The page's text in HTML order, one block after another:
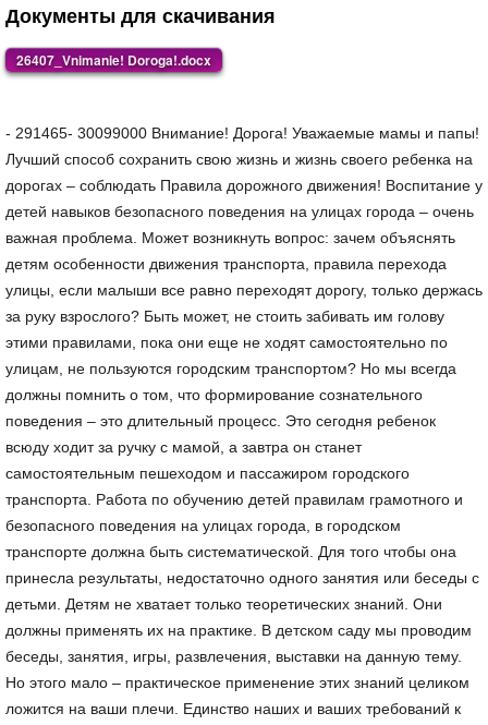
Документы для скачивания
26407_Vnimanie! Doroga!.docx
- 291465- 30099000 Внимание! Дорога! Уважаемые мамы и папы!
Лучший способ сохранить свою жизнь и жизнь своего ребенка на
дорогах – соблюдать Правила дорожного движения! Воспитание у
детей навыков безопасного поведения на улицах города – очень
важная проблема. Может возникнуть вопрос: зачем объяснять
детям особенности движения транспорта, правила перехода
улицы, если малыши все равно переходят дорогу, только держась
за руку взрослого? Быть может, не стоить забивать им голову
этими правилами, пока они еще не ходят самостоятельно по
улицам, не пользуются городским транспортом? Но мы всегда
должны помнить о том, что формирование сознательного
поведения – это длительный процесс. Это сегодня ребенок
всюду ходит за ручку с мамой, а завтра он станет
самостоятельным пешеходом и пассажиром городского
транспорта. Работа по обучению детей правилам грамотного и
безопасного поведения на улицах города, в городском
транспорте должна быть систематической. Для того чтобы она
принесла результаты, недостаточно одного занятия или беседы с
детьми. Детям не хватает только теоретических знаний. Они
должны применять их на практике. В детском саду мы проводим
беседы, занятия, игры, развлечения, выставки на данную тему.
Но этого мало – практическое применение этих знаний целиком
ложится на ваши плечи. Единство наших и ваших требований к